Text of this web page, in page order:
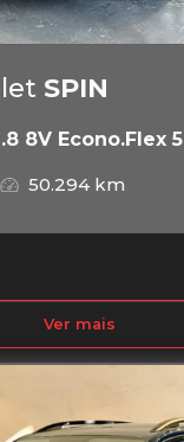
SPIN
8V Econo.Flex
50.294 km
Ver mais